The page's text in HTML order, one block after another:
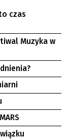
czas
Muzyka w